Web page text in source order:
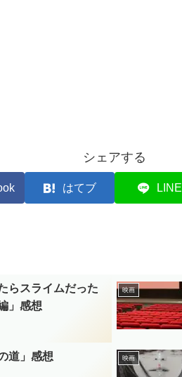
シェアする
はてブ LINE
らスライムだった
」感想
映画
道」感想 映画